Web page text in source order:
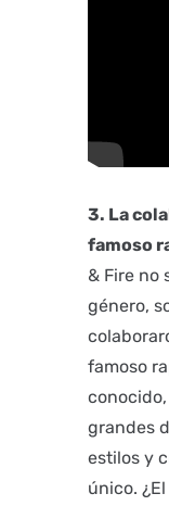
3. La
famoso
& Fire no
género,
famoso
grandes
estilos y
único.